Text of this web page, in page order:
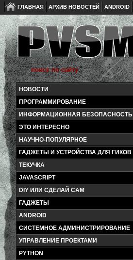
ГЛАВНАЯ АРХИВ НОВОСТЕЙ ANDROID
НОВОСТИ
ПРОГРАММИРОВАНИЕ
ИНФОРМАЦИОННАЯ БЕЗОПАСНОСТЬ
ЭТО ИНТЕРЕСНО
НАУЧНО-ПОПУЛЯРНОЕ
ГАДЖЕТЫ И УСТРОЙСТВА ДЛЯ ГИКОВ
ТЕКУЧКА
JAVASCRIPT
DIY ИЛИ СДЕЛАЙ САМ
ГАДЖЕТЫ
ANDROID
СИСТЕМНОЕ АДМИНИСТРИРОВАНИЕ
УПРАВЛЕНИЕ ПРОЕКТАМИ
PYTHON